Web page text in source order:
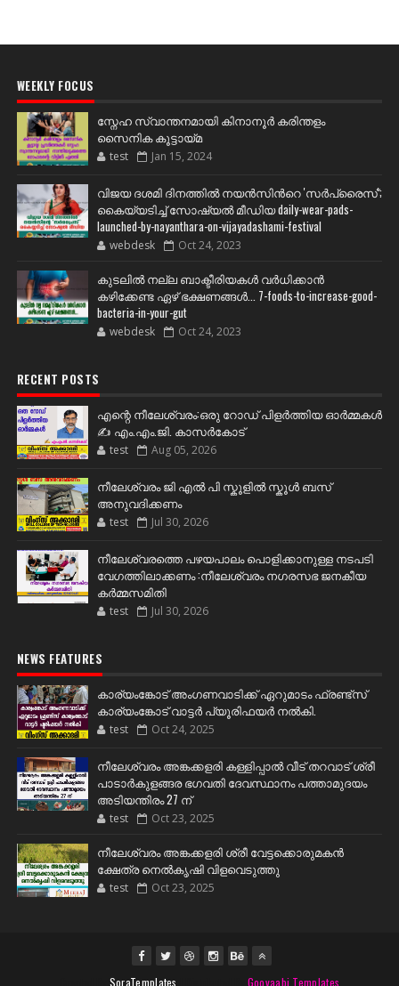
WEEKLY FOCUS
സ്നേഹ സ്വാന്തനമായി കിനാനൂർ കരിന്തളം
സൈനിക കൂട്ടായ്മ
test Jan 15, 2024
വിജയ ദശമി ദിനത്തില്‍ നയന്‍സിന്‍റെ 'സര്‍പ്രൈസ്';
കൈയ്യടിച്ച് സോഷ്യല്‍ മീഡിയ daily-wear-pads-
launched-by-nayanthara-on-vijayadashami-festival
webdesk Oct 24, 2023
കുടലിൽ നല്ല ബാക്ടീരിയകൾ വര്‍ധിക്കാന്‍
കഴിക്കേണ്ട ഏഴ് ഭക്ഷണങ്ങള്‍... 7-foods-to-increase-good-
bacteria-in-your-gut
webdesk Oct 24, 2023
RECENT POSTS
എന്റെ നീലേശ്വരം:ഒരു റോഡ് പിളർത്തിയ ഓർമ്മകൾ
✍️ എം.എം.ജി. കാസർകോട്
test Aug 05, 2026
നീലേശ്വരം ജി എൽ പി സ്കൂളിൽ സ്കൂൾ ബസ്
അനുവദിക്കണം
test Jul 30, 2026
നീലേശ്വരത്തെ പഴയപാലം പൊളിക്കാനുള്ള നടപടി
വേഗത്തിലാക്കണം :നീലേശ്വരം നഗരസഭ ജനകീയ
കർമ്മസമിതി
test Jul 30, 2026
NEWS FEATURES
കാര്യംങ്കോട് അംഗണവാടിക്ക് ഏറുമാടം ഫ്രണ്ട്സ്
കാര്യംങ്കോട് വാട്ടർ പ്യൂരിഫയർ നൽകി.
test Oct 24, 2025
നീലേശ്വരം അങ്കക്കളരി കള്ളിപ്പാൽ വീട് തറവാട് ശ്രീ
പാടാർകുളങ്ങര ഭഗവതി ദേവസ്ഥാനം പത്താമുദയം
അടിയന്തിരം 27 ന്
test Oct 23, 2025
നീലേശ്വരം അങ്കക്കളരി ശ്രീ വേട്ടക്കൊരുമകൻ
ക്ഷേത്ര നെൽകൃഷി വിളവെടുത്തു
test Oct 23, 2025
SoraTemplates Gooyaabi Templates